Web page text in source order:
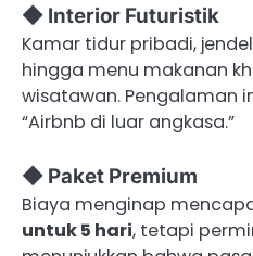
◆ Interior Futuristik
Kamar tidur pribadi,
hingga menu makanan
wisatawan. Pengalaman
“Airbnb di luar angkasa.”
◆ Paket Premium
Biaya menginap
untuk 5 hari, tetapi